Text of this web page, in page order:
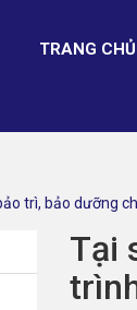
TRANG CHỦ
trì, bảo dưỡng
Tại